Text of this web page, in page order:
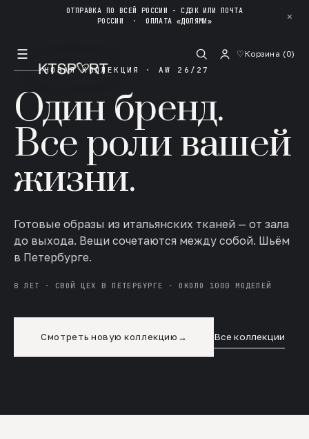
ОТПРАВКА ПО ВСЕЙ РОССИИ - СДЭК ИЛИ ПОЧТА
РОССИИ ·ОПЛАТА «ДОЛЯМИ» ✕
☰ ♡Корзина (0)
НОВАЯ КОЛЛЕКЦИЯ · AW 26/27
Один бренд.
Все роли вашей
жизни.
Готовые образы из итальянских тканей — от зала
до выхода. Вещи сочетаются между собой. Шьём
в Петербурге.
8 ЛЕТ · СВОЙ ЦЕХ В ПЕТЕРБУРГЕ · ОКОЛО 1000 МОДЕЛЕЙ
Смотреть новую коллекцию → Все коллекции